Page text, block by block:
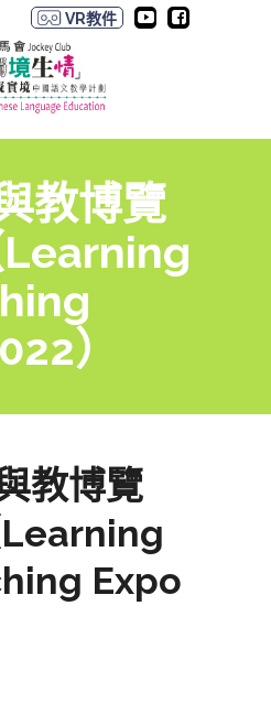
VR教件
教博覽
）
教博覽
Expo